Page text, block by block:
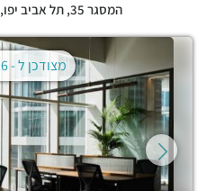
המסגר 35, תל אביב יפו,
מצודכן ל -02.08.2026